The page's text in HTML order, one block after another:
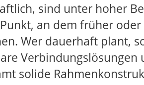
sind unter hoher
an dem früher
Wer dauerhaft plant,
Verbindungslösungen
solide